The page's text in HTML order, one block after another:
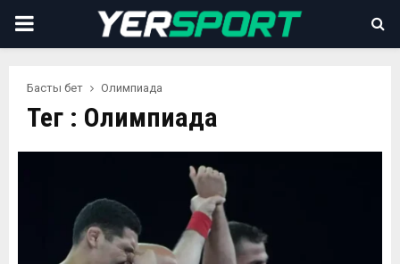
PRIMARY
Басты бет Олимпиада
Тег : Олимпиада